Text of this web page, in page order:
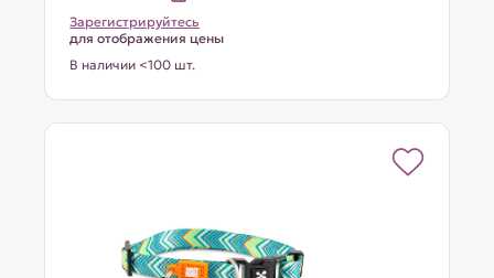
Зарегистрируйтесь
для отображения цены
В наличии <100 шт.